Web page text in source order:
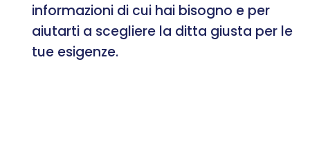
informazioni di cui hai bisogno e per
aiutarti a scegliere la ditta giusta per le
tue esigenze.